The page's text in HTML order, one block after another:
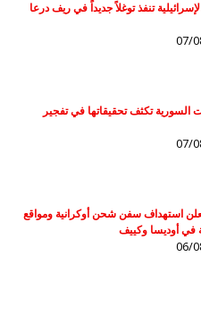
تنفذ توغلاً جديداً في ريف درعا
07/
السورية تكثف تحقيقاتها في تفجير
07/
استهداف سفن شحن أوكرانية ومواقع
في أوديسا وكييف
06/